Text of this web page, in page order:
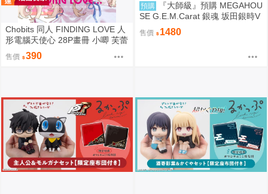
Chobits 同人 FINDING LOVE 人
形電腦天使心 28P畫冊 小唧 芙蕾
雅 繪師：Bee Bee
售價 390
預購
『大師級』預購 MEGAHOU
SE G.E.M.Carat 銀魂 坂田銀時V
er. 攘夷志士
售價 1480